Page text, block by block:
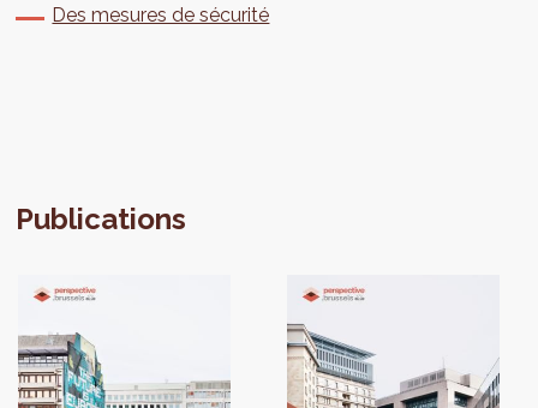
Des mesures de sécurité
Publications